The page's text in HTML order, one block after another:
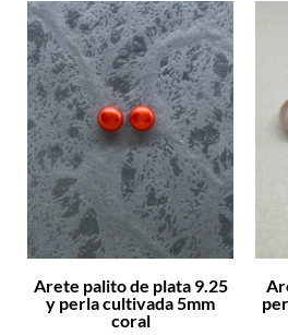
Arete palito de plata 9.25
y perla cultivada 5mm
coral